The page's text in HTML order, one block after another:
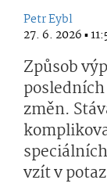
Petr Eybl
27. 6. 2026 ▪
Způsob
změn.
vzít v